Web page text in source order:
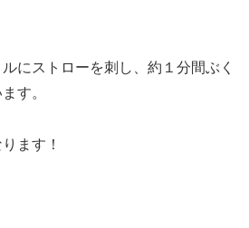
にストローを刺し、約１分間ぶく
す。
ます！